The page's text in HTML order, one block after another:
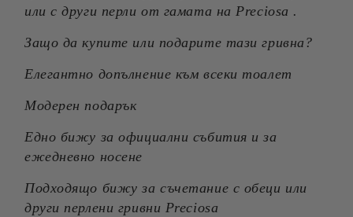
или с други перли от гамата на Preciosa .
Защо да купите или подарите тази гривна?
Елегантно допълнение към всеки тоалет
Модерен подарък
Едно бижу за официални събития и за
ежедневно носене
Подходящо бижу за съчетание с обеци или
други перлени гривни Preciosa